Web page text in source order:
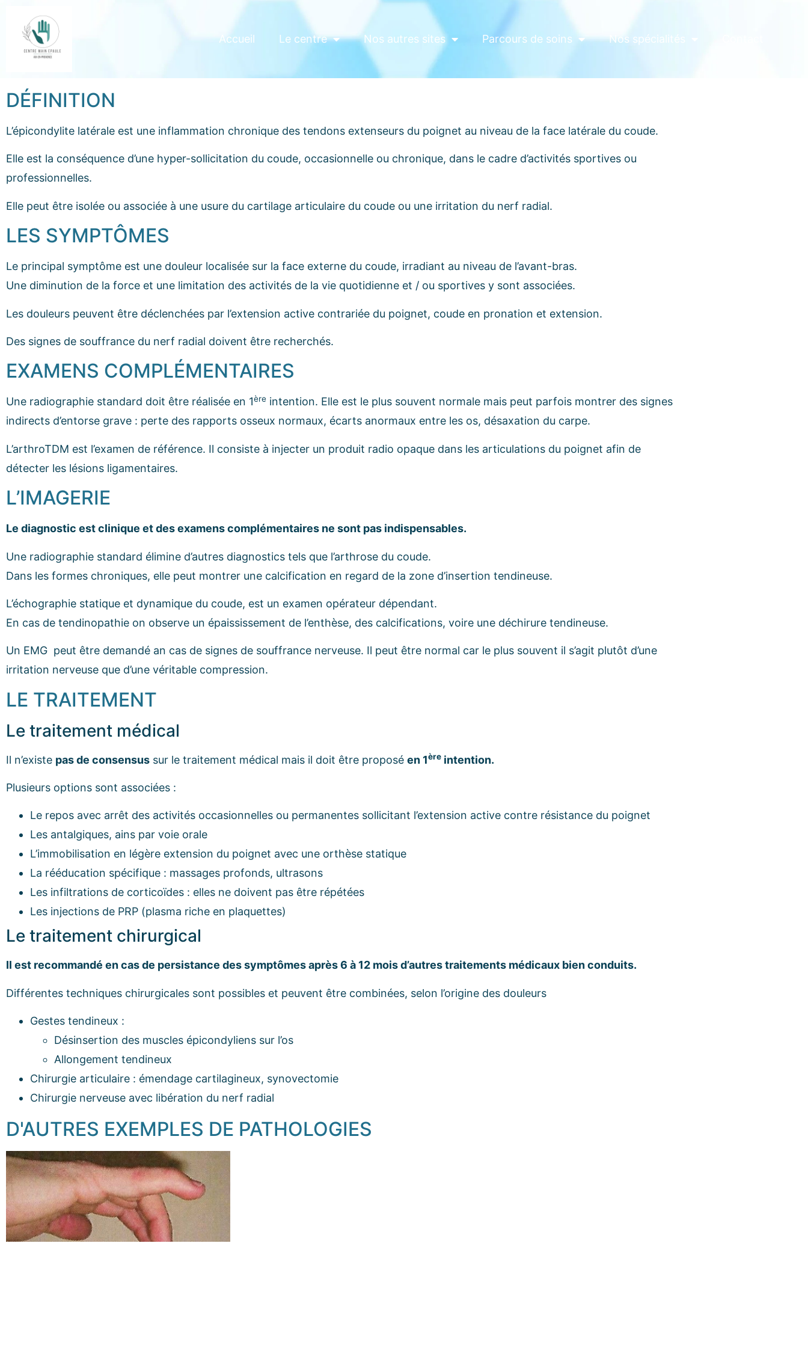
Accueil Le centre Nos autres sites Parcours de soins Nos spécialités
DÉFINITION
L’épicondylite latérale est une inflammation chronique des tendons extenseurs du poignet au niveau de la face latérale du coude.
Elle est la conséquence d’une hyper-sollicitation du coude, occasionnelle ou chronique, dans le cadre d’activités sportives ou
professionnelles.
Elle peut être isolée ou associée à une usure du cartilage articulaire du coude ou une irritation du nerf radial.
LES SYMPTÔMES
Le principal symptôme est une douleur localisée sur la face externe du coude, irradiant au niveau de l’avant-bras.
Une diminution de la force et une limitation des activités de la vie quotidienne et / ou sportives y sont associées.
Les douleurs peuvent être déclenchées par l’extension active contrariée du poignet, coude en pronation et extension.
Des signes de souffrance du nerf radial doivent être recherchés.
EXAMENS COMPLÉMENTAIRES
Une radiographie standard doit être réalisée en 1ère intention. Elle est le plus souvent normale mais peut parfois montrer des signes
indirects d’entorse grave : perte des rapports osseux normaux, écarts anormaux entre les os, désaxation du carpe.
L’arthroTDM est l’examen de référence. Il consiste à injecter un produit radio opaque dans les articulations du poignet afin de
détecter les lésions ligamentaires.
L’IMAGERIE
Le diagnostic est clinique et des examens complémentaires ne sont pas indispensables.
Une radiographie standard élimine d’autres diagnostics tels que l’arthrose du coude.
Dans les formes chroniques, elle peut montrer une calcification en regard de la zone d’insertion tendineuse.
L’échographie statique et dynamique du coude, est un examen opérateur dépendant.
En cas de tendinopathie on observe un épaississement de l’enthèse, des calcifications, voire une déchirure tendineuse.
Un EMG peut être demandé an cas de signes de souffrance nerveuse. Il peut être normal car le plus souvent il s’agit plutôt d’une
irritation nerveuse que d’une véritable compression.
LE TRAITEMENT
Le traitement médical
Il n’existe pas de consensus sur le traitement médical mais il doit être proposé en 1ère intention.
Plusieurs options sont associées :
Le repos avec arrêt des activités occasionnelles ou permanentes sollicitant l’extension active contre résistance du poignet
Les antalgiques, ains par voie orale
L’immobilisation en légère extension du poignet avec une orthèse statique
La rééducation spécifique : massages profonds, ultrasons
Les infiltrations de corticoïdes : elles ne doivent pas être répétées
Les injections de PRP (plasma riche en plaquettes)
Le traitement chirurgical
Il est recommandé en cas de persistance des symptômes après 6 à 12 mois d’autres traitements médicaux bien conduits.
Différentes techniques chirurgicales sont possibles et peuvent être combinées, selon l’origine des douleurs
Gestes tendineux :
Désinsertion des muscles épicondyliens sur l’os
Allongement tendineux
Chirurgie articulaire : émendage cartilagineux, synovectomie
Chirurgie nerveuse avec libération du nerf radial
D'AUTRES EXEMPLES DE PATHOLOGIES